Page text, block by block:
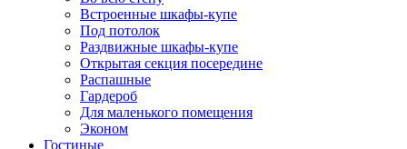
Встроенные шкафы-купе
Под потолок
Раздвижные шкафы-купе
Открытая секция посередине
Распашные
Гардероб
Для маленького помещения
Эконом
Гостиные